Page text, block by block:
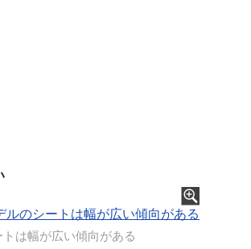
は幅が広い傾向がある